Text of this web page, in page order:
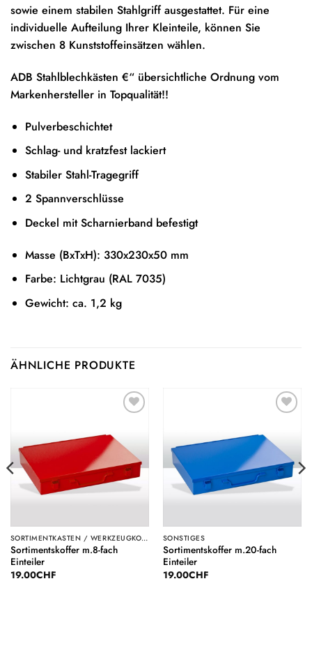
sowie einem stabilen Stahlgriff ausgestattet. Für eine
individuelle Aufteilung Ihrer Kleinteile, können Sie
zwischen 8 Kunststoffeinsätzen wählen.
ADB Stahlblechkästen €“ übersichtliche Ordnung vom
Markenhersteller in Topqualität!!
Pulverbeschichtet
Schlag- und kratzfest lackiert
Stabiler Stahl-Tragegriff
2 Spannverschlüsse
Deckel mit Scharnierband befestigt
Masse (BxTxH): 330x230x50 mm
Farbe: Lichtgrau (RAL 7035)
Gewicht: ca. 1,2 kg
ÄHNLICHE PRODUKTE
Wunschliste
SORTIMENTKASTEN / WERKZEUGKOFFER
Sortimentskoffer m.8-fach
Einteiler
19.00CHF
Wunschliste
SONSTIGES
Sortimentskoffer m.20-fach
Einteiler
19.00CHF